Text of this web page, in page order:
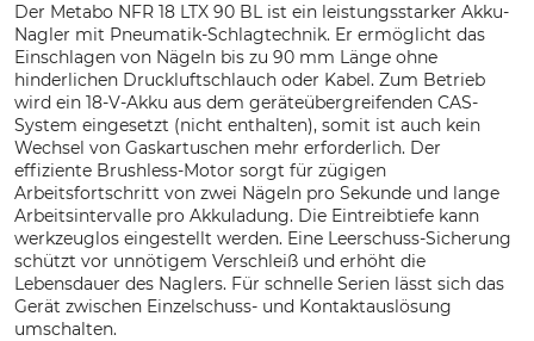
Der Metabo NFR 18 LTX 90 BL ist ein leistungsstarker Akku-
Nagler mit Pneumatik-Schlagtechnik. Er ermöglicht das
Einschlagen von Nägeln bis zu 90 mm Länge ohne
hinderlichen Druckluftschlauch oder Kabel. Zum Betrieb
wird ein 18-V-Akku aus dem geräteübergreifenden CAS-
System eingesetzt (nicht enthalten), somit ist auch kein
Wechsel von Gaskartuschen mehr erforderlich. Der
effiziente Brushless-Motor sorgt für zügigen
Arbeitsfortschritt von zwei Nägeln pro Sekunde und lange
Arbeitsintervalle pro Akkuladung. Die Eintreibtiefe kann
werkzeuglos eingestellt werden. Eine Leerschuss-Sicherung
schützt vor unnötigem Verschleiß und erhöht die
Lebensdauer des Naglers. Für schnelle Serien lässt sich das
Gerät zwischen Einzelschuss- und Kontaktauslösung
umschalten.